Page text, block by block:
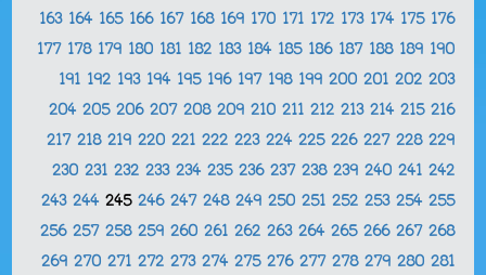
163 164 165 166 167 168 169 170 171 172 173 174 175 176
177 178 179 180 181 182 183 184 185 186 187 188 189 190
191 192 193 194 195 196 197 198 199 200 201 202 203
204 205 206 207 208 209 210 211 212 213 214 215 216
217 218 219 220 221 222 223 224 225 226 227 228 229
230 231 232 233 234 235 236 237 238 239 240 241 242
243 244 245 246 247 248 249 250 251 252 253 254 255
256 257 258 259 260 261 262 263 264 265 266 267 268
269 270 271 272 273 274 275 276 277 278 279 280 281